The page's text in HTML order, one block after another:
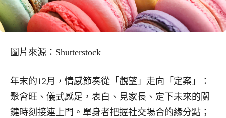
圖片來源：Shutterstock
年末的12月，情感節奏從「觀望」走向「定案」：
聚會旺、儀式感足，表白、見家長、定下未來的關
鍵時刻接連上門。單身者把握社交場合的緣分點；